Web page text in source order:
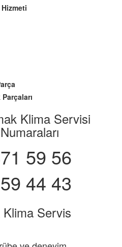
Hizmeti
Klima Servisi
59 56
44 43
Servis